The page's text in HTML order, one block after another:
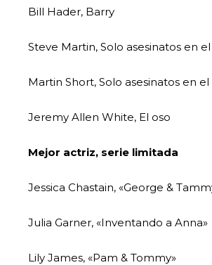
Bill Hader, Barry
Steve Martin, Solo asesinatos en
Martin Short, Solo asesinatos en
Jeremy Allen White, El oso
Mejor actriz, serie limitada
Jessica Chastain, «George &
Julia Garner, «Inventando a Anna»
Lily James, «Pam & Tommy»